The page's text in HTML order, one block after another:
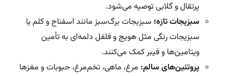
پرتقال و گلابی توصیه می‌شود.
سبزیجات تازه؛ سبزیجات برگ‌سبز مانند اسفناج و کلم یا
سبزیجات رنگی مثل هویج و فلفل دلمه‌ای به تأمین
ویتامین‌ها و فیبر کمک می‌کنند.
پروتئین‌های سالم: مرغ، ماهی، تخم‌مرغ، حبوبات و مغزها